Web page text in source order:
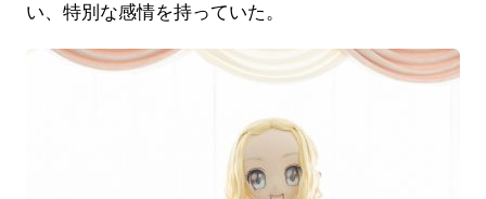
い、特別な感情を持っていた。